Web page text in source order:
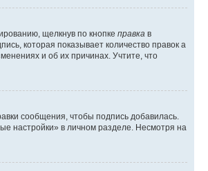
щелкнув по кнопке правка в
которая показывает количество правок а
и об их причинах. Учтите, что
сообщения, чтобы подпись добавилась.
настройки» в личном разделе. Несмотря на